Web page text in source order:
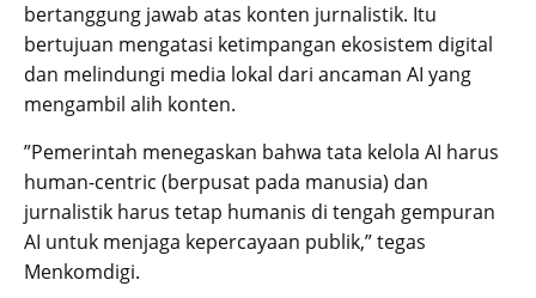
bertanggung jawab atas konten jurnalistik. Itu
bertujuan mengatasi ketimpangan ekosistem digital
dan melindungi media lokal dari ancaman AI yang
mengambil alih konten.
”Pemerintah menegaskan bahwa tata kelola AI harus
human-centric (berpusat pada manusia) dan
jurnalistik harus tetap humanis di tengah gempuran
AI untuk menjaga kepercayaan publik,” tegas
Menkomdigi.